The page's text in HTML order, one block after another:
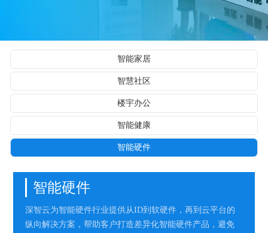
智能家居
智慧社区
楼宇办公
智能健康
智能硬件
智能硬件
深智云为智能硬件行业提供从ID到软硬件，再到云平台的
纵向解决方案，帮助客户打造差异化智能硬件产品，避免